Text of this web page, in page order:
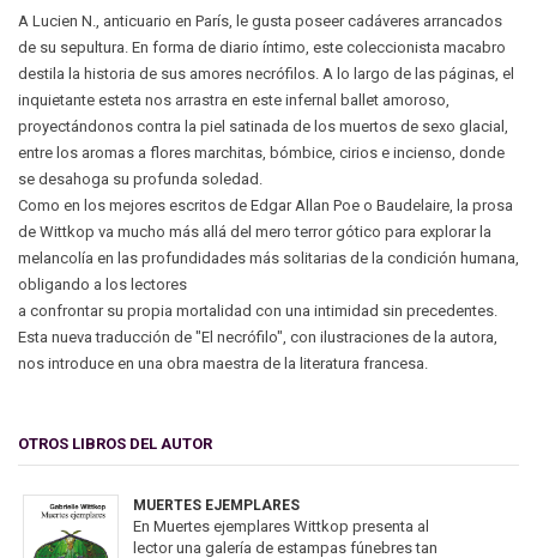
A Lucien N., anticuario en París, le gusta poseer cadáveres arrancados
de su sepultura. En forma de diario íntimo, este coleccionista macabro
destila la historia de sus amores necrófilos. A lo largo de las páginas, el
inquietante esteta nos arrastra en este infernal ballet amoroso,
proyectándonos contra la piel satinada de los muertos de sexo glacial,
entre los aromas a flores marchitas, bómbice, cirios e incienso, donde
se desahoga su profunda soledad.
Como en los mejores escritos de Edgar Allan Poe o Baudelaire, la prosa
de Wittkop va mucho más allá del mero terror gótico para explorar la
melancolía en las profundidades más solitarias de la condición humana,
obligando a los lectores
a confrontar su propia mortalidad con una intimidad sin precedentes.
Esta nueva traducción de "El necrófilo", con ilustraciones de la autora,
nos introduce en una obra maestra de la literatura francesa.
OTROS LIBROS DEL AUTOR
MUERTES EJEMPLARES
En Muertes ejemplares Wittkop presenta al
lector una galería de estampas fúnebres tan